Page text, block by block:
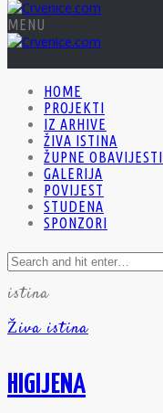
MENU
HOME
PROJEKTI
IZ ARHIVE
ŽIVA ISTINA
ŽUPNE OBAVIJESTI
GALERIJA
POVIJEST
STUDENA
SPONZORI
istina
Živa istina
HIGIJENA